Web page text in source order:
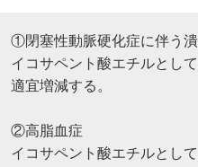
①閉塞性動脈硬化症に伴う
イコサペント酸エチルとし
適宜増減する。
②高脂血症
イコサペント酸エチルとし